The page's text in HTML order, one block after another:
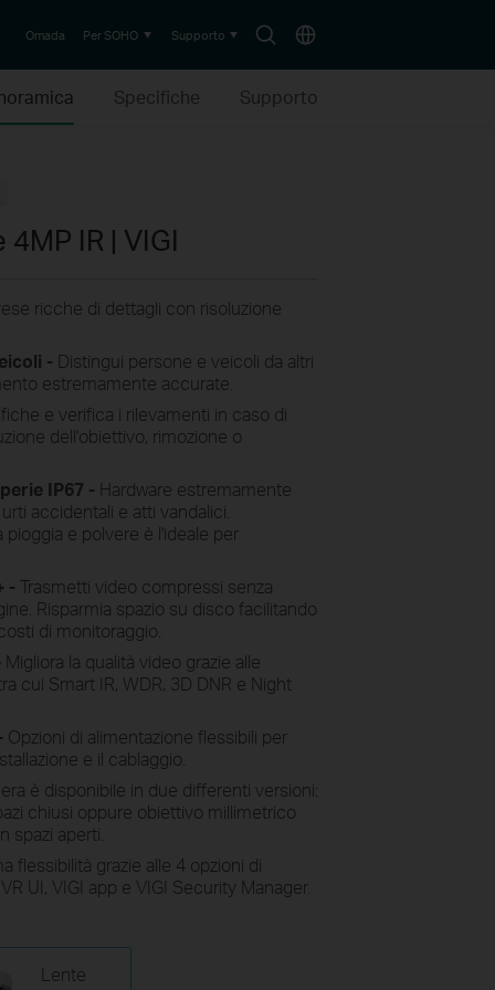
SearchChoose
Omada Per SOHO Supporto
Specifiche Supporto
IR | VIGI
ricche di dettagli con risoluzione
- Distingui persone e veicoli da altri
estremamente accurate.
e verifica i rilevamenti in caso di
dell'obiettivo, rimozione o
IP67 - Hardware estremamente
accidentali e atti vandalici.
e polvere è l'ideale per
- Trasmetti video compressi senza
Risparmia spazio su disco facilitando
di monitoraggio.
Migliora la qualità video grazie alle
cui Smart IR, WDR, 3D DNR e Night
Opzioni di alimentazione flessibili per
e il cablaggio.
è disponibile in due differenti versioni:
chiusi oppure obiettivo millimetrico
spazi aperti.
flessibilità grazie alle 4 opzioni di
UI, VIGI app e VIGI Security Manager.
Lente